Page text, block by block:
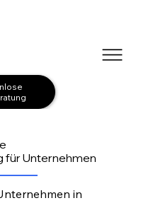
für Unternehmen
in